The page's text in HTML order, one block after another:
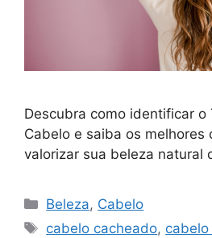
Descubra como identificar o
Cabelo e saiba os melhores
valorizar sua beleza natural
Categorias
Beleza, Cabelo
Tags
cabelo cacheado,